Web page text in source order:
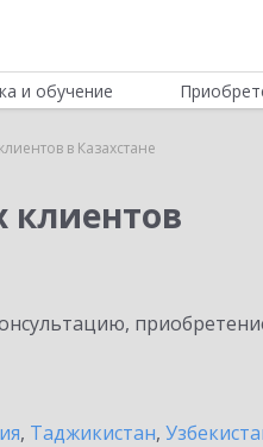
и обучение
в Казахстане
клиентов
, Таджикистан,